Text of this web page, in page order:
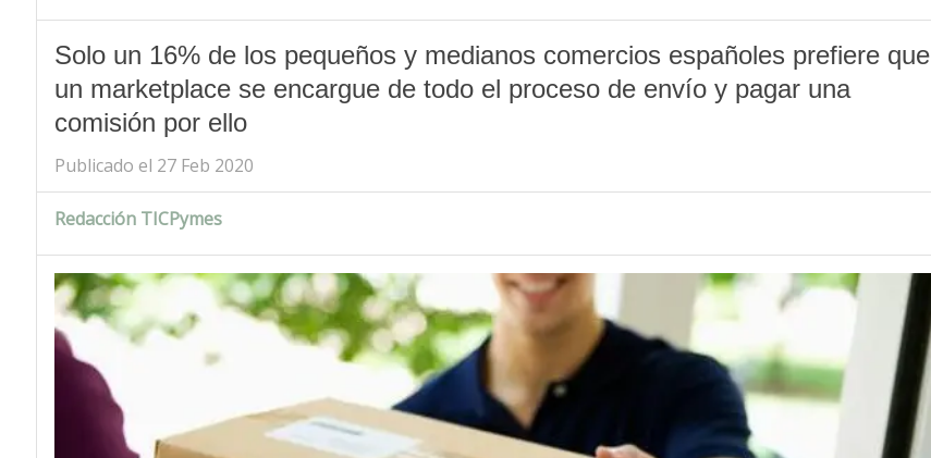
Solo un 16% de los pequeños y medianos comercios españoles prefiere que
un marketplace se encargue de todo el proceso de envío y pagar una
comisión por ello
Publicado el 27 Feb 2020
Redacción TICPymes